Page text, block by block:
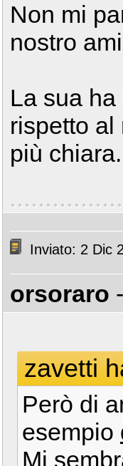
Non mi
nostro
La sua
rispetto
più chiara.
Inviato: 2 Dic
orsoraro
zavetti
Però di
esempio
Mi